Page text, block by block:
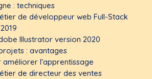
: techniques
de développeur web Full-Stack
Illustrator version 2020
: avantages
améliorer l'apprentissage
de directeur des ventes